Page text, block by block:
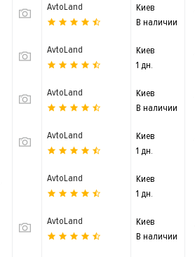
AvtoLand
Киев
В наличии
AvtoLand
Киев
1 дн.
AvtoLand
Киев
В наличии
AvtoLand
Киев
1 дн.
AvtoLand
Киев
1 дн.
AvtoLand
Киев
В наличии